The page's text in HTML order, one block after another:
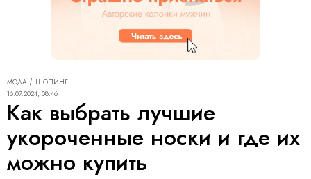
МОДА
ШОПИНГ
16.07.2024, 08:46
Как выбрать лучшие
укороченные носки и где их
можно купить